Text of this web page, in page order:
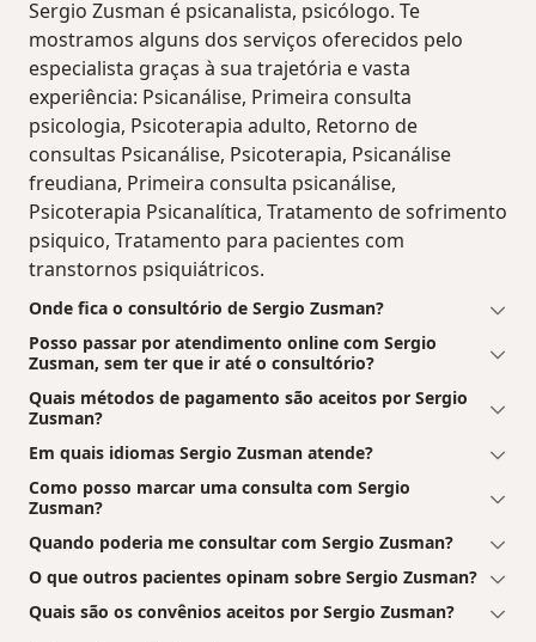
Sergio Zusman é psicanalista, psicólogo. Te
mostramos alguns dos serviços oferecidos pelo
especialista graças à sua trajetória e vasta
experiência: Psicanálise, Primeira consulta
psicologia, Psicoterapia adulto, Retorno de
consultas Psicanálise, Psicoterapia, Psicanálise
freudiana, Primeira consulta psicanálise,
Psicoterapia Psicanalítica, Tratamento de sofrimento
psiquico, Tratamento para pacientes com
transtornos psiquiátricos.
Onde fica o consultório de Sergio Zusman?
Posso passar por atendimento online com Sergio
Zusman, sem ter que ir até o consultório?
Quais métodos de pagamento são aceitos por Sergio
Zusman?
Em quais idiomas Sergio Zusman atende?
Como posso marcar uma consulta com Sergio
Zusman?
Quando poderia me consultar com Sergio Zusman?
O que outros pacientes opinam sobre Sergio Zusman?
Quais são os convênios aceitos por Sergio Zusman?